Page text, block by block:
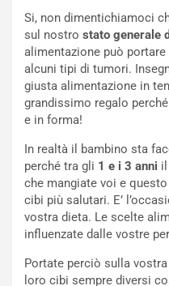
Si, non dimentichiamoci
sul nostro stato generale
alimentazione può
alcuni tipi di tumori.
giusta alimentazione in
grandissimo regalo
e in forma!
In realtà il bambino sta
perché tra gli 1 e i 3 anni
che mangiate voi e
cibi più salutari. E’
vostra dieta. Le scelte
influenzate dalle vostre
Portate perciò sulla
loro cibi sempre diversi